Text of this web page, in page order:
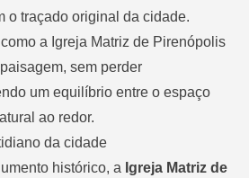
o traçado original da cidade.
a Igreja Matriz de Pirenópolis
sem perder
um equilíbrio entre o espaço
ao redor.
da cidade
histórico, a Igreja Matriz de